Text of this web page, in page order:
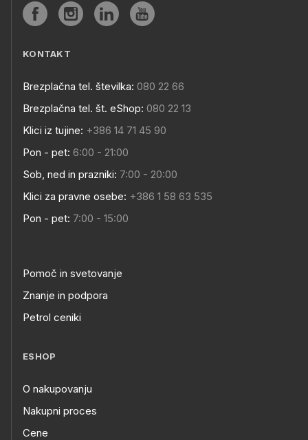
KONTAKT
Brezplačna tel. številka: 080 22 66
Brezplačna tel. št. eShop: 080 22 13
Klici iz tujine: +386 14 71 45 90
Pon - pet: 6:00 - 21:00
Sob, ned in prazniki: 7:00 - 20:00
Klici za pravne osebe: +386 1 58 63 535
Pon - pet: 7:00 - 15:00
Pomoč in svetovanje
Znanje in podpora
Petrol ceniki
ESHOP
O nakupovanju
Nakupni proces
Cene